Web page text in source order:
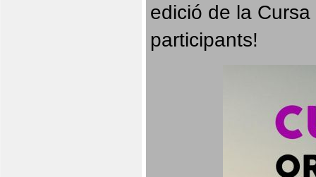
edició de la
participants!